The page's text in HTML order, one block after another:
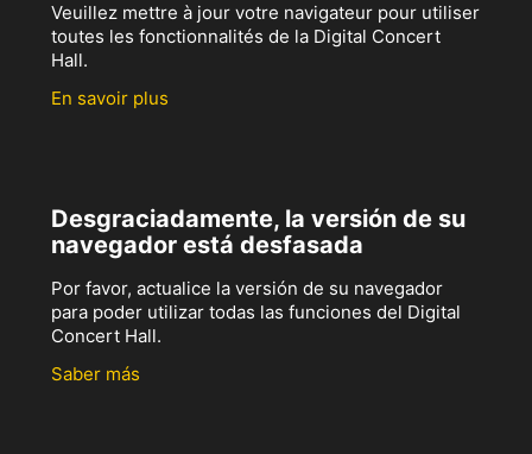
Veuillez mettre à jour votre navigateur pour utiliser
toutes les fonctionnalités de la Digital Concert
Hall.
En savoir plus
Desgraciadamente, la versión de su
navegador está desfasada
Por favor, actualice la versión de su navegador
para poder utilizar todas las funciones del Digital
Concert Hall.
Saber más